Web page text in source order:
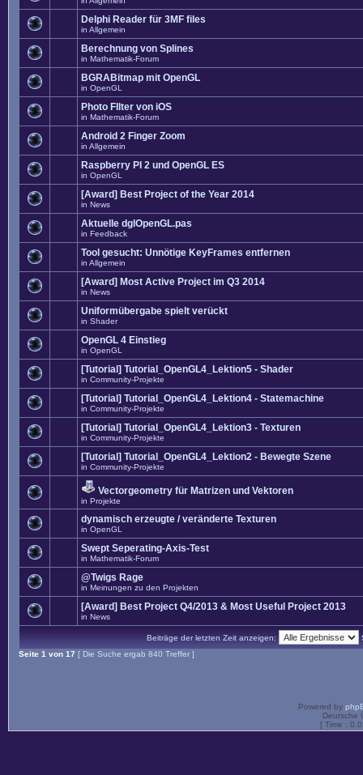
Delphi Reader für 3MF files
in Allgemein
Berechnung von Splines
in Mathematik-Forum
BGRABitmap mit OpenGL
in OpenGL
Photo FIlter von iOS
in Mathematik-Forum
Android 2 Finger Zoom
in Allgemein
Raspberry PI 2 und OpenGL ES
in OpenGL
[Award] Best Project of the Year 2014
in News
Aktuelle dglOpenGL.pas
in Feedback
Tool gesucht: Unnötige KeyFrames entfernen
in Allgemein
[Award] Most Active Project im Q3 2014
in News
Uniformübergabe spielt verückt
in Shader
OpenGL 4 Einstieg
in OpenGL
[Tutorial] Tutorial_OpenGL4_Lektion5 - Shader
in Community-Projekte
[Tutorial] Tutorial_OpenGL4_Lektion4 - Statemachine
in Community-Projekte
[Tutorial] Tutorial_OpenGL4_Lektion3 - Texturen
in Community-Projekte
[Tutorial] Tutorial_OpenGL4_Lektion2 - Bewegte Szene
in Community-Projekte
Vectorgeometry für Matrizen und Vektoren
in Projekte
dynamisch erzeugte / veränderte Texturen
in OpenGL
Swept Seperating-Axis-Test
in Mathematik-Forum
@Twigs Rage
in Meinungen zu den Projekten
[Award] Best Project Q4/2013 & Most Useful Project 2013
in News
Beiträge der letzten Zeit anzeigen:
Seite 1 von 17 [ Die Suche ergab 840 Treffer ]
Powered by
Deutsche
[ Time :